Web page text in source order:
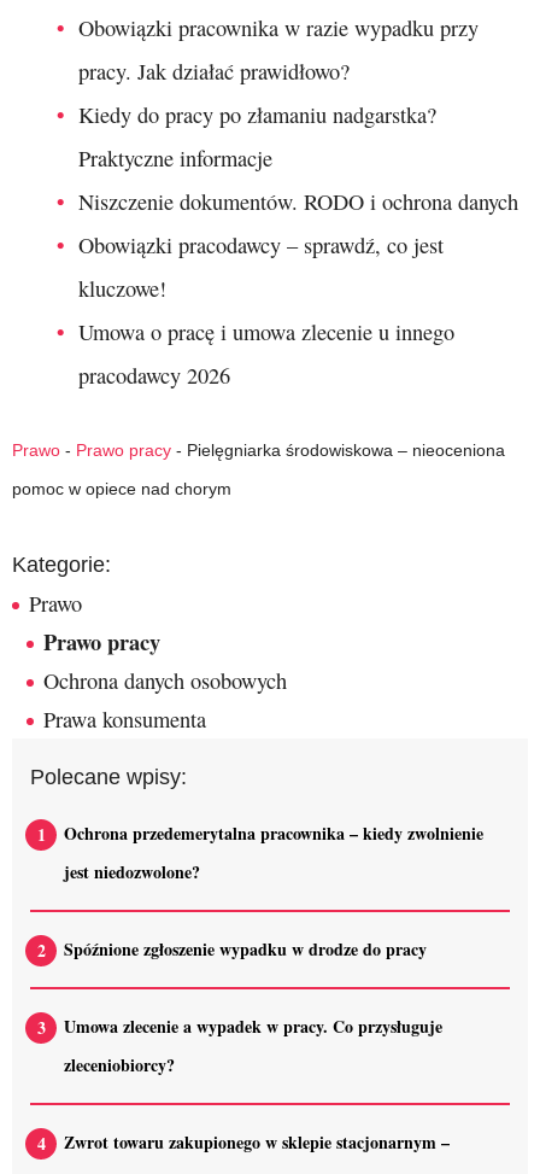
Obowiązki pracownika w razie wypadku przy
pracy. Jak działać prawidłowo?
Kiedy do pracy po złamaniu nadgarstka?
Praktyczne informacje
Niszczenie dokumentów. RODO i ochrona danych
Obowiązki pracodawcy – sprawdź, co jest
kluczowe!
Umowa o pracę i umowa zlecenie u innego
pracodawcy 2026
Prawo - Prawo pracy - Pielęgniarka środowiskowa – nieoceniona
pomoc w opiece nad chorym
Kategorie:
Prawo
Prawo pracy
Ochrona danych osobowych
Prawa konsumenta
Polecane wpisy:
Ochrona przedemerytalna pracownika – kiedy zwolnienie
jest niedozwolone?
Spóźnione zgłoszenie wypadku w drodze do pracy
Umowa zlecenie a wypadek w pracy. Co przysługuje
zleceniobiorcy?
Zwrot towaru zakupionego w sklepie stacjonarnym –